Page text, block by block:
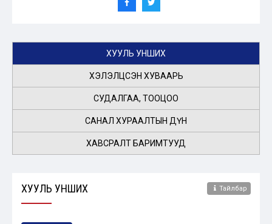
ХУУЛЬ УНШИХ
ХЭЛЭЛЦСЭН ХУВААРЬ
СУДАЛГАА, ТООЦОО
САНАЛ ХУРААЛТЫН ДҮН
ХАВСРАЛТ БАРИМТУУД
ХУУЛЬ УНШИХ Тайлбар